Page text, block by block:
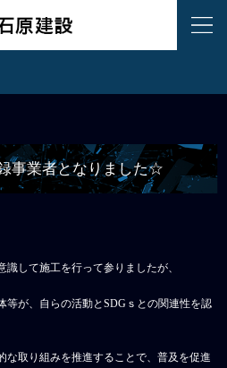
事業者となりました☆
して施工を行って参りましたが、
等が、自らの活動とSDGｓとの関連性を認
な取り組みを推進することで、普及を促進